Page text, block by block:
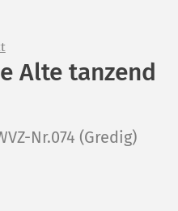
Alte tanzend
Nr.074 (Gredig)